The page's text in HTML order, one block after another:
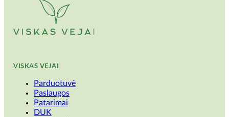
VISKAS VEJAI
Parduotuvė
Paslaugos
Patarimai
DUK